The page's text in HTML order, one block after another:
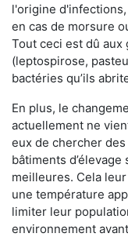
l'origine
en cas de morsure
Tout ceci est dû
(leptospirose,
bactéries qu’ils
En plus, le
actuellement ne
eux de chercher
bâtiments
meilleures. Cela
une température
limiter leur
environnement